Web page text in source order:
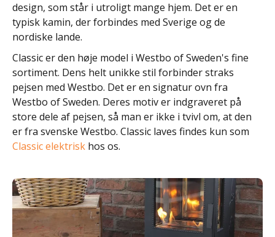
design, som står i utroligt mange hjem. Det er en
typisk kamin, der forbindes med Sverige og de
nordiske lande.
Classic er den høje model i Westbo of Sweden's fine
sortiment. Dens helt unikke stil forbinder straks
pejsen med Westbo. Det er en signatur ovn fra
Westbo of Sweden. Deres motiv er indgraveret på
store dele af pejsen, så man er ikke i tvivl om, at den
er fra svenske Westbo. Classic laves findes kun som
Classic elektrisk hos os.